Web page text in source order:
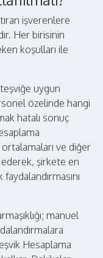
işverenlere
Her birisinin
koşulları ile
uygun
özelinde hangi
hatalı sonuç
ortalamaları ve diğer
ederek, şirkete en
manuel
Hesaplama